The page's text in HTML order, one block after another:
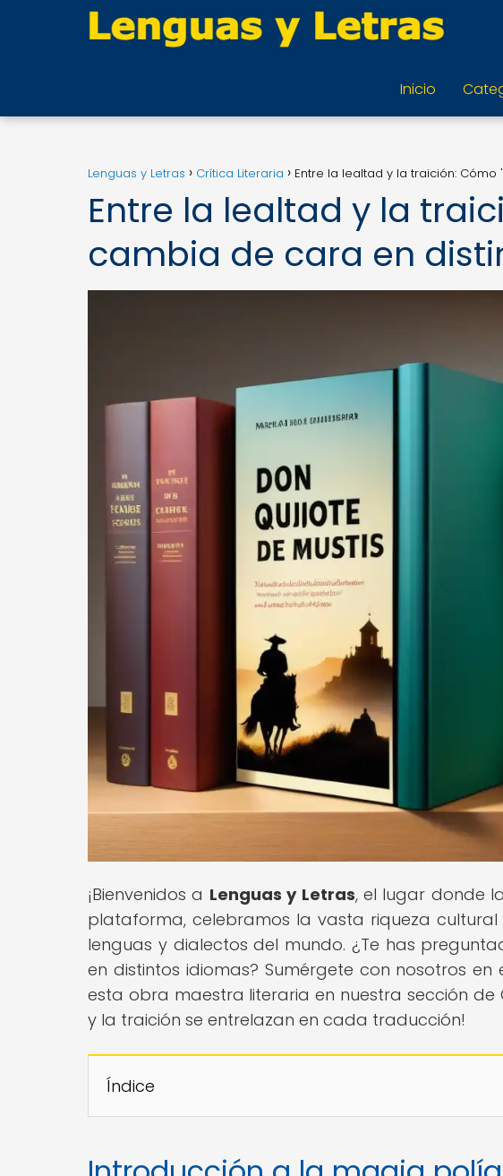
Inicio
Lenguas y Letras Crítica Literaria Entre la lealtad y la traición:
Entre la lealtad y la
cambia de cara en
¡Bienvenidos a Lenguas y Letras, el lugar donde
plataforma, celebramos la vasta riqueza
lenguas y dialectos del mundo. ¿Te has
en distintos idiomas? Sumérgete con nosotros
esta obra maestra literaria en nuestra sección de
y la traición se entrelazan en cada traducción!
Índice